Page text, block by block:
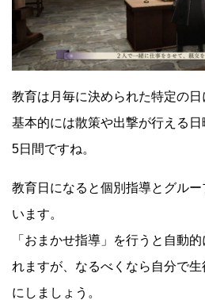
教育は月毎に決められた特定の日
基本的には散策や出撃が行える
5日間ですね。
教育日になると個別指導とグル
います。
「おまかせ指導」を行うと自動
れますが、なるべくなら自分で
にしましょう。